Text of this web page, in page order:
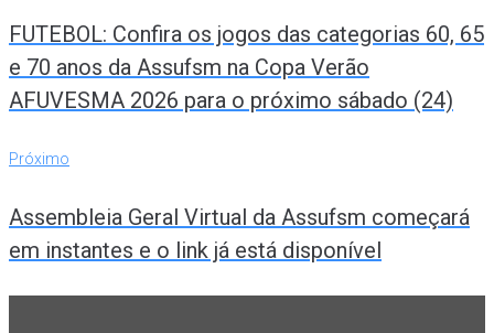
de
Post
FUTEBOL: Confira os jogos das categorias 60, 65
e 70 anos da Assufsm na Copa Verão
AFUVESMA 2026 para o próximo sábado (24)
Próximo
Próximo
Assembleia Geral Virtual da Assufsm começará
em instantes e o link já está disponível